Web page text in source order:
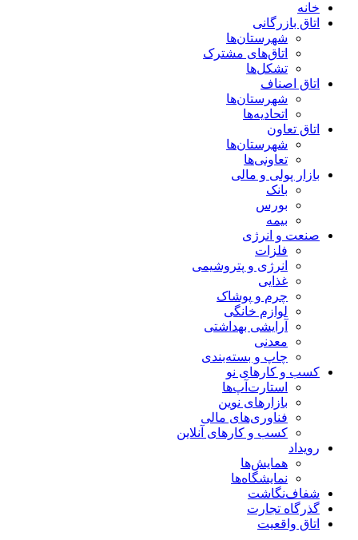
خانه
اتاق بازرگانی
شهرستان‌ها
اتاق‌های مشترک
تشکل‌ها
اتاق اصناف
شهرستان‌ها
اتحادیه‌ها
اتاق تعاون
شهرستان‌ها
تعاونی‌ها
بازار پولی و مالی
بانک
بورس
بیمه
صنعت و انرژی
فلزات
انرژی و پتروشیمی
غذایی
چرم و پوشاک
لوازم خانگی
آرایشی بهداشتی
معدنی
چاپ و بسته‌بندی
کسب و کارهای نو
استارت‌آپ‌ها
بازارهای نوین
فناوری‌های مالی
کسب و کارهای آنلاین
رویداد
همایش‌ها
نمایشگاه‌ها
شفاف‌نگاشت
گذرگاه تجارت
اتاق واقعیت